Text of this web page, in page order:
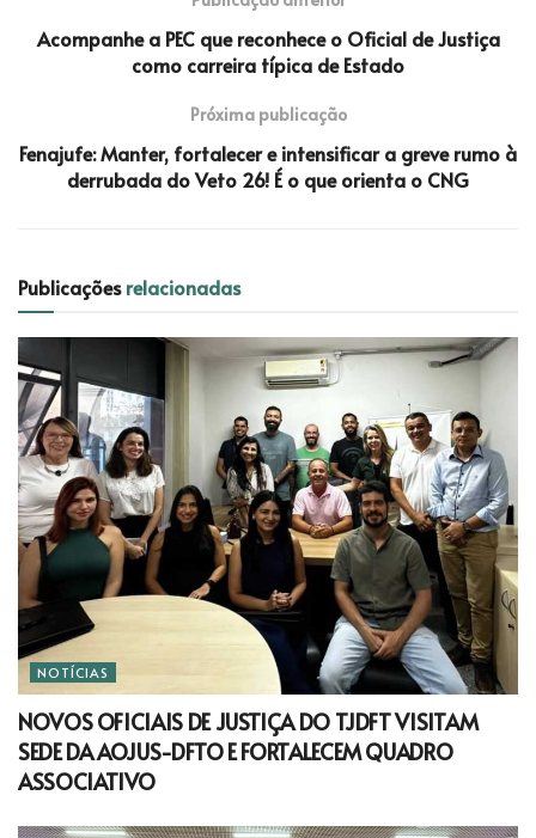
Acompanhe a PEC que reconhece o Oficial de Justiça
como carreira típica de Estado
Próxima publicação
Fenajufe: Manter, fortalecer e intensificar a greve rumo à
derrubada do Veto 26! É o que orienta o CNG
Publicaçõesrelacionadas
NOTÍCIAS
NOVOS OFICIAIS DE JUSTIÇA DO TJDFT VISITAM
SEDE DA AOJUS-DFTO E FORTALECEM QUADRO
ASSOCIATIVO